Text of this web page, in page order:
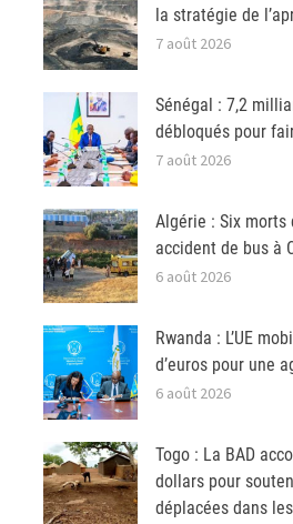
la stratégie de
7 août 2026
Sénégal : 7,2
débloqués pour
7 août 2026
Algérie : Six morts
accident de bus à
6 août 2026
Rwanda : L’UE
d’euros pour une
6 août 2026
Togo : La BAD
dollars pour
déplacées dans